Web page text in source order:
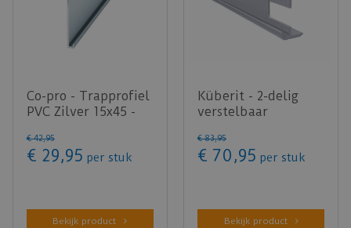
Co-pro - Trapprofiel
PVC Zilver 15x45 -
€ 42,95
€ 29,95 per stuk
Bekijk product
Küberit - 2-delig
verstelbaar
844WS Zilver…
€ 83,95
€ 70 ,95 per stuk
Bekijk product